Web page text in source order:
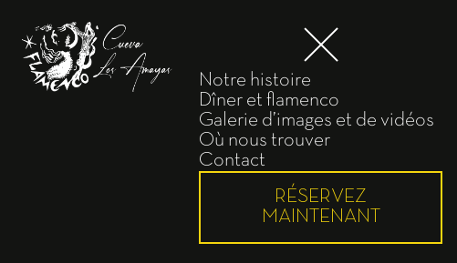
Notre histoire
Dîner et flamenco
Galerie d’images et de vidéos
Où nous trouver
Contact
RÉSERVEZ
MAINTENANT